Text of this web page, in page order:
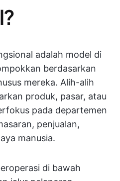
adalah model di
berdasarkan
mereka. Alih-alih
produk, pasar, atau
pada departemen
penjualan,
manusia.
di bawah